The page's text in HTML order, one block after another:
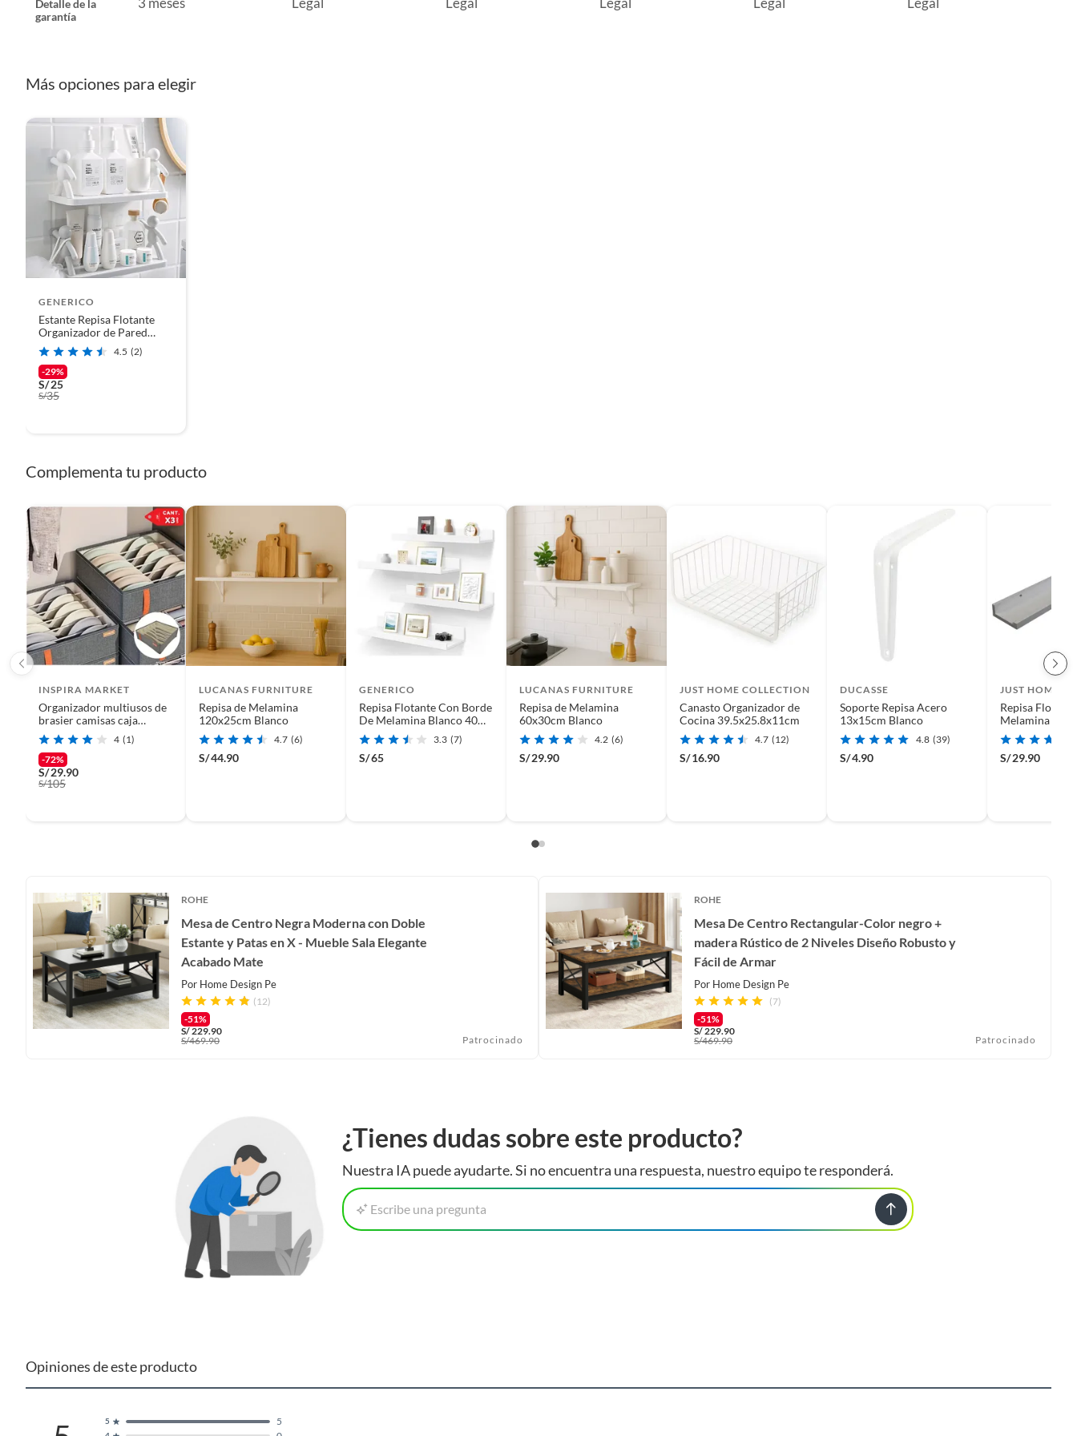
Detalle de la
garantía
Más opciones para elegir
GENERICO
Estante Repisa Flotante
Organizador de Pared
Humanoide Blanco / pack
3 unidades
4.5 (2)
-29%
S/25
S/35
Complementa tu producto
INSPIRA MARKET
Organizador multiusos de
brasier camisas caja
plegable PACK X3
4 (1)
-72%
S/29.90
S/105
LUCANAS FURNITURE
Repisa de Melamina
120x25cm Blanco
4.7 (6)
S/44.90
GENERICO
Repisa Flotante Con Borde
De Melamina Blanco 40
CM
3.3 (7)
S/65
LUCANAS FURNITURE
Repisa de Melamina
60x30cm Blanco
4.2 (6)
S/29.90
JUST HOME COLLECTION
Canasto Organizador de
Cocina 39.5x25.8x11cm
4.7 (12)
S/16.90
DUCASSE
Soporte Repisa Acero
13x15cm Blanco
4.8 (39)
S/4.90
JUST HOME
Repisa
Melamina
Blanco
S/29.90
ROHE
Mesa de Centro Negra Moderna con Doble
Estante y Patas en X - Mueble Sala Elegante
Acabado Mate
Por Home Design Pe
(12)
-51%
S/229.90
S/469.90 Patrocinado
ROHE
Mesa De Centro Rectangular-Color negro +
madera Rústico de 2 Niveles Diseño Robusto y
Fácil de Armar
Por Home Design Pe
(7)
-51%
S/229.90
S/469.90 Patrocinado
¿Tienes dudas sobre este producto?
Nuestra IA puede ayudarte. Si no encuentra una respuesta, nuestro equipo te responderá.
Escribe una pregunta
Opiniones de este producto
5 5